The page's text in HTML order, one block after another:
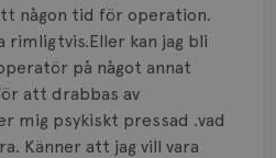
någon tid för operation.
rimligtvis.Eller kan jag bli
på något annat
att drabbas av
mig psykiskt pressad .vad
Känner att jag vill vara